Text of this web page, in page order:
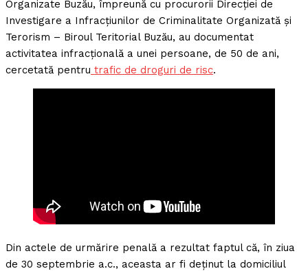
Organizate Buzău, împreună cu procurorii Direcției de
Investigare a Infracțiunilor de Criminalitate Organizată și
Terorism – Biroul Teritorial Buzău, au documentat
activitatea infracțională a unei persoane, de 50 de ani,
cercetată pentru trafic de droguri de risc.
Din actele de urmărire penală a rezultat faptul că, în ziua
de 30 septembrie a.c., aceasta ar fi deținut la domiciliul